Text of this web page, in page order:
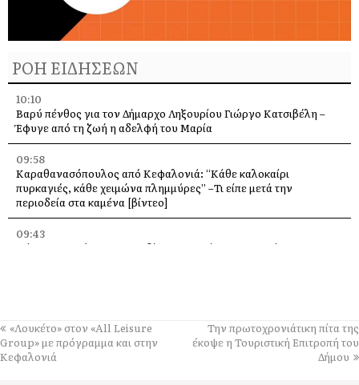
ΡΟΗ ΕΙΔΗΣΕΩΝ
10:10
Βαρύ πένθος για τον Δήμαρχο Ληξουρίου Γιώργο Κατσιβέλη –
Έφυγε από τη ζωή η αδελφή του Μαρία
09:58
Καραθανασόπουλος από Κεφαλονιά: “Κάθε καλοκαίρι
πυρκαγιές, κάθε χειμώνα πλημμύρες” –Τι είπε μετά την
περιοδεία στα καμένα [βίντεο]
09:43
Πάρος: Νεκρό 4χρονο παιδί που εντοπίστηκε σε πισίνα beach
Παγκόσμιο Κ20!
09:28
Πανηγύρι στη Θηνιά: Ο Μιχάλης Βιολάρης και η παρέα του σε μια
«Λουκέτο» στον «All Leisure
Group» με πρόγραμμα και στην
Κεφαλονιά
Την πρωτοχρονιάτικη πίτα της
έκοψε η Τουριστική Επιτροπή του
Δήμου